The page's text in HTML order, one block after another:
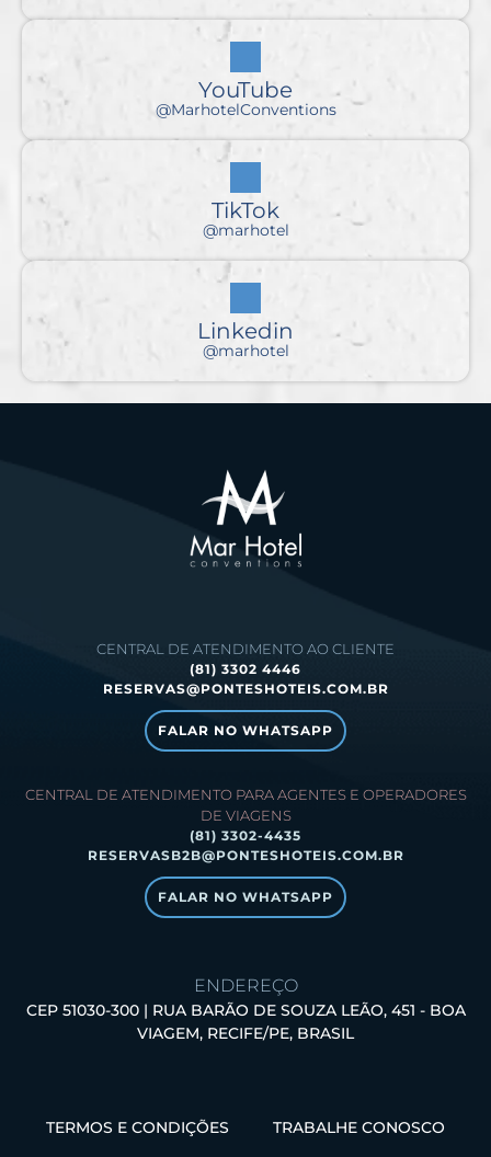
YouTube
@MarhotelConventions
TikTok
@marhotel
Linkedin
@marhotel
CENTRAL DE ATENDIMENTO AO CLIENTE
(81) 3302 4446
RESERVAS@PONTESHOTEIS.COM.BR
FALAR NO WHATSAPP
CENTRAL DE ATENDIMENTO PARA AGENTES E OPERADORES
DE VIAGENS
(81) 3302-4435
RESERVASB2B@PONTESHOTEIS.COM.BR
FALAR NO WHATSAPP
ENDEREÇO
CEP 51030-300 | RUA BARÃO DE SOUZA LEÃO, 451 - BOA
VIAGEM, RECIFE/PE, BRASIL
TERMOS E CONDIÇÕES TRABALHE CONOSCO